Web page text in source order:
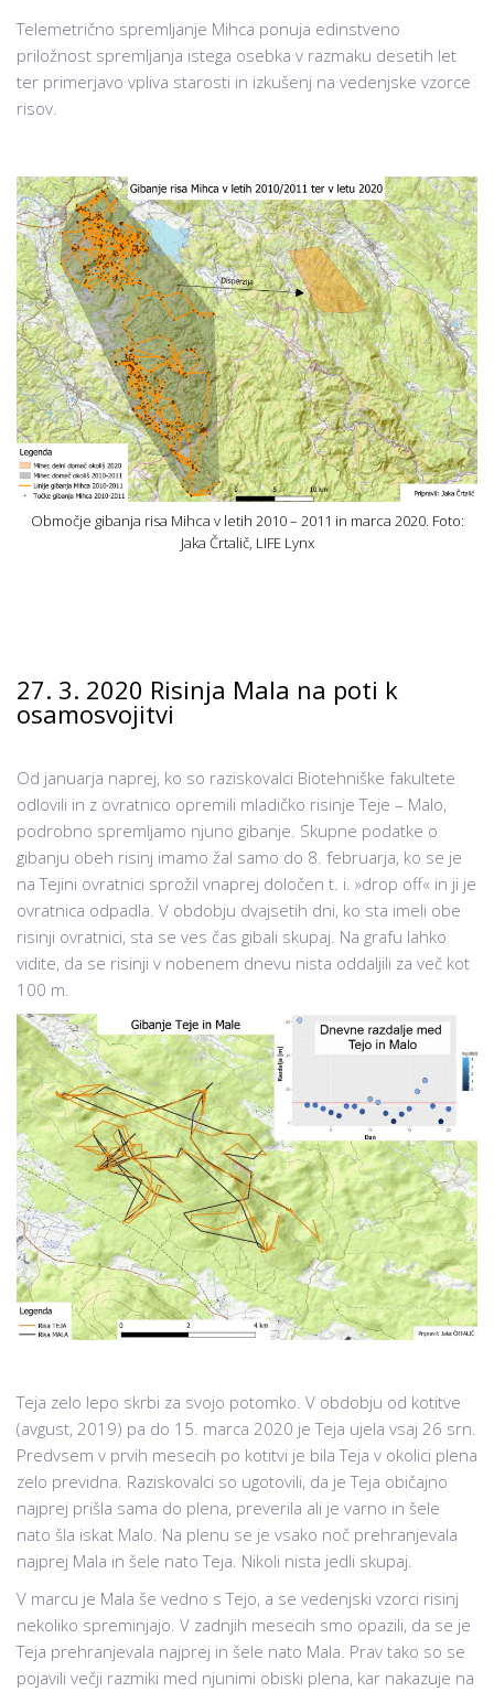
Telemetrično spremljanje Mihca ponuja edinstveno
priložnost spremljanja istega osebka v razmaku desetih let
ter primerjavo vpliva starosti in izkušenj na vedenjske vzorce
risov.
Območje gibanja risa Mihca v letih 2010 – 2011 in marca 2020. Foto:
Jaka Črtalič, LIFE Lynx
27. 3. 2020 Risinja Mala na poti k
osamosvojitvi
Od januarja naprej, ko so raziskovalci Biotehniške fakultete
odlovili in z ovratnico opremili mladičko risinje Teje – Malo,
podrobno spremljamo njuno gibanje. Skupne podatke o
gibanju obeh risinj imamo žal samo do 8. februarja, ko se je
na Tejini ovratnici sprožil vnaprej določen t. i. »drop off« in ji je
ovratnica odpadla. V obdobju dvajsetih dni, ko sta imeli obe
risinji ovratnici, sta se ves čas gibali skupaj. Na grafu lahko
vidite, da se risinji v nobenem dnevu nista oddaljili za več kot
100 m.
Teja zelo lepo skrbi za svojo potomko. V obdobju od kotitve
(avgust, 2019) pa do 15. marca 2020 je Teja ujela vsaj 26 srn.
Predvsem v prvih mesecih po kotitvi je bila Teja v okolici plena
zelo previdna. Raziskovalci so ugotovili, da je Teja običajno
najprej prišla sama do plena, preverila ali je varno in šele
nato šla iskat Malo. Na plenu se je vsako noč prehranjevala
najprej Mala in šele nato Teja. Nikoli nista jedli skupaj.
V marcu je Mala še vedno s Tejo, a se vedenjski vzorci risinj
nekoliko spreminjajo. V zadnjih mesecih smo opazili, da se je
Teja prehranjevala najprej in šele nato Mala. Prav tako so se
pojavili večji razmiki med njunimi obiski plena, kar nakazuje na